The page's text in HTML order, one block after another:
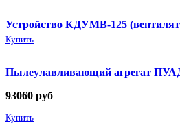
Устройство КДУМВ-125
Купить
Пылеулавливающий агрегат
93060 руб
Купить